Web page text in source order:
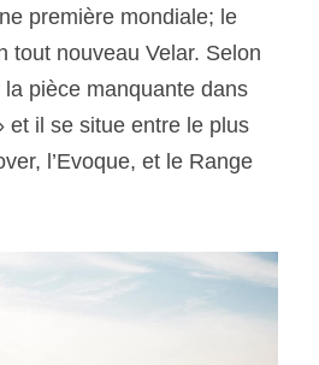
première mondiale; le
tout nouveau Velar. Selon
la pièce manquante dans
et il se situe entre le plus
l’Evoque, et le Range